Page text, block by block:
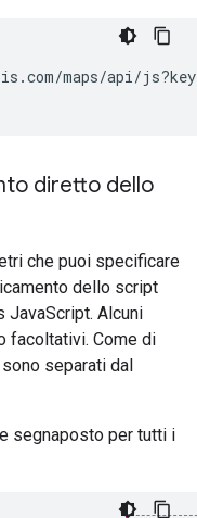
maps/api/
diretto dello
che puoi specificare
dello script
JavaScript. Alcuni
facoltativi. Come di
separati dal
segnaposto per tutti i